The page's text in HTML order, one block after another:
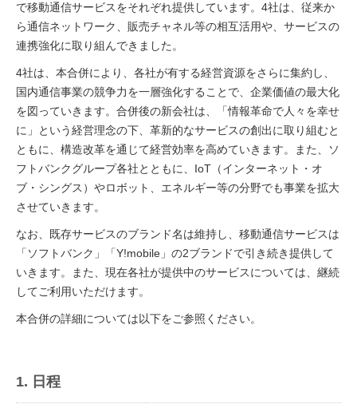
で移動通信サービスをそれぞれ提供しています。4社は、従来か
ら通信ネットワーク、販売チャネル等の相互活用や、サービスの
連携強化に取り組んできました。
4社は、本合併により、各社が有する経営資源をさらに集約し、
国内通信事業の競争力を一層強化することで、企業価値の最大化
を図っていきます。合併後の新会社は、「情報革命で人々を幸せ
に」という経営理念の下、革新的なサービスの創出に取り組むと
ともに、構造改革を通じて経営効率を高めていきます。また、ソ
フトバンクグループ各社とともに、IoT（インターネット・オ
ブ・シングス）やロボット、エネルギー等の分野でも事業を拡大
させていきます。
なお、既存サービスのブランド名は維持し、移動通信サービスは
「ソフトバンク」「Y!mobile」の2ブランドで引き続き提供して
いきます。また、現在各社が提供中のサービスについては、継続
してご利用いただけます。
本合併の詳細については以下をご参照ください。
1. 日程